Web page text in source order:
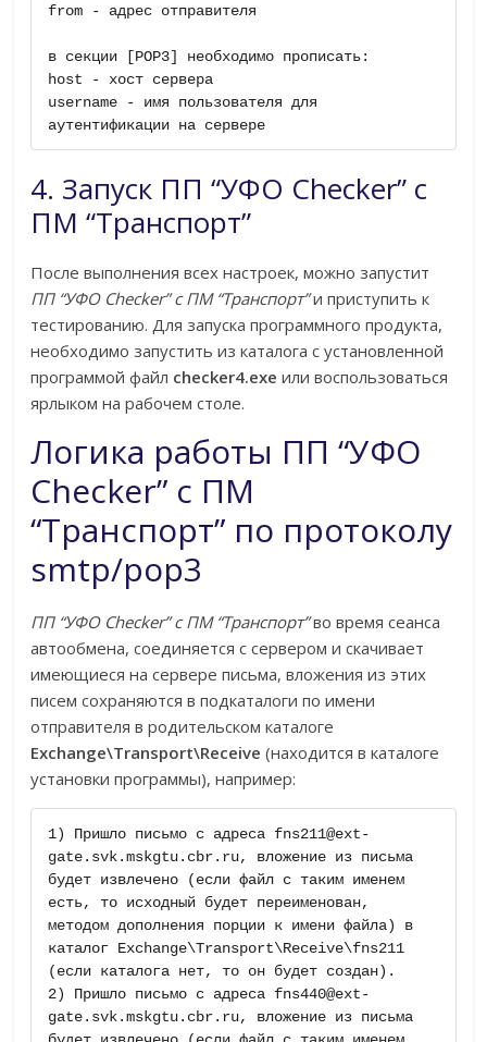
from - адрес отправителя
в секции [POP3] необходимо прописать:
host - хост сервера
username - имя пользователя для
аутентификации на сервере
4. Запуск ПП “УФО Checker” c
ПМ “Транспорт”
После выполнения всех настроек, можно запустит
ПП “УФО Checker” c ПМ “Транспорт”и приступить к
тестированию. Для запуска программного продукта,
необходимо запустить из каталога с установленной
программой файл checker4.exe или воспользоваться
ярлыком на рабочем столе.
Логика работы ПП “УФО
Checker” c ПМ
“Транспорт” по протоколу
smtp/pop3
ПП “УФО Checker” c ПМ “Транспорт”во время сеанса
автообмена, соединяется с сервером и скачивает
имеющиеся на сервере письма, вложения из этих
писем сохраняются в подкаталоги по имени
отправителя в родительском каталоге
Exchange\Transport\Receive (находится в каталоге
установки программы), например:
1) Пришло письмо с адреса fns211@ext-
gate.svk.mskgtu.cbr.ru, вложение из письма
будет извлечено (если файл с таким именем
есть, то исходный будет переименован,
методом дополнения порции к имени файла) в
каталог Exchange\Transport\Receive\fns211
(если каталога нет, то он будет создан).
2) Пришло письмо с адреса fns440@ext-
gate.svk.mskgtu.cbr.ru, вложение из письма